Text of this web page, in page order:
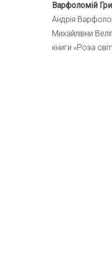
Варфоломій
Андрія
Михайлівни
книги «Роза